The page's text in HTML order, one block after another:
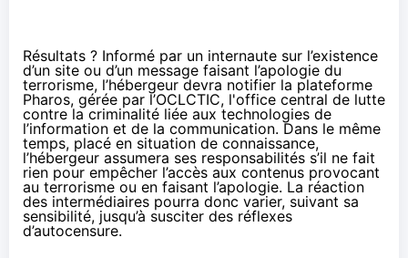
Résultats ? Informé par un internaute sur l’existence
d’un site ou d’un message faisant l’apologie du
terrorisme, l’hébergeur devra notifier la plateforme
Pharos, gérée par l’OCLCTIC, l'office central de lutte
contre la criminalité liée aux technologies de
l’information et de la communication. Dans le même
temps, placé en situation de connaissance,
l’hébergeur assumera ses responsabilités s’il ne fait
rien pour empêcher l’accès aux contenus provocant
au terrorisme ou en faisant l’apologie. La réaction
des intermédiaires pourra donc varier, suivant sa
sensibilité, jusqu’à susciter des réflexes
d’autocensure.